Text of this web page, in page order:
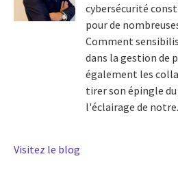
cybersécurité
pour de
Comment
dans la gestion de
également les
tirer son épingle du
l'éclairage de
Visitez le blog